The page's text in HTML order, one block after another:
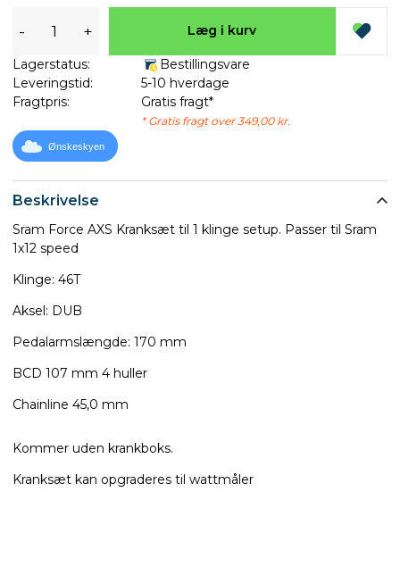
Beskrivelse
Sram Force AXS Kranksæt til 1 klinge setup. Passer til Sram
1x12 speed
Klinge: 46T
Aksel: DUB
Pedalarmslængde: 170 mm
BCD 107 mm 4 huller
Chainline 45,0 mm
Kommer uden krankboks.
Kranksæt kan opgraderes til wattmåler
- + Læg i kurv
Lagerstatus:
Bestillingsvare
Leveringstid:
5-10 hverdage
Fragtpris:
Gratis fragt*
* Gratis fragt over 349,00 kr.
Ønskeskyen